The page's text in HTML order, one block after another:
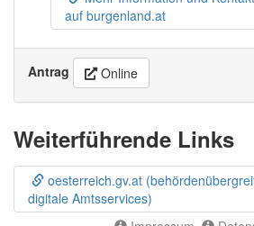
auf burgenland.at
Antrag Online
Weiterführende Links
oesterreich.gv.at
digitale Amtsservices)